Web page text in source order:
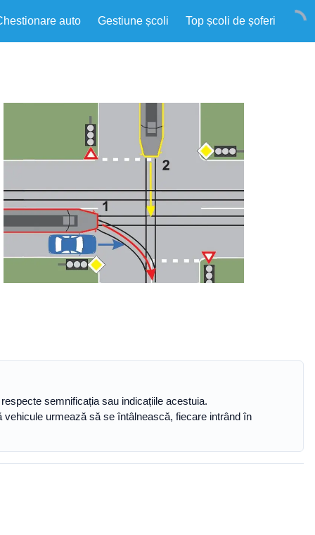
auto Gestiune școli Top școli de șoferi
semnificația sau indicațiile acestuia.
urmează să se întâlnească, fiecare intrând în